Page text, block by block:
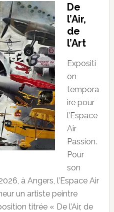
De
l’Air,
de
l’Art
Expositi
on
tempora
ire pour
l’Espace
Air
Passion.
Pour
son
à Angers, l’Espace Air
un artiste peintre
titrée « De l’Air, de